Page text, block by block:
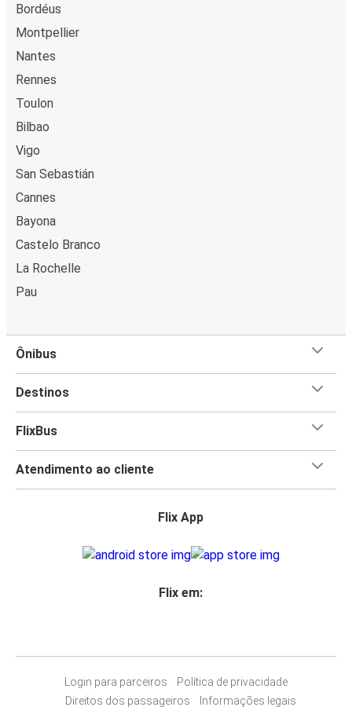
Bordéus
Montpellier
Nantes
Rennes
Toulon
Bilbao
Vigo
San Sebastián
Cannes
Bayona
Castelo Branco
La Rochelle
Pau
Ônibus
Destinos
FlixBus
Atendimento ao cliente
Flix App
Flix em:
Login para parceiros
Política de privacidade
Direitos dos passageiros
Informações legais